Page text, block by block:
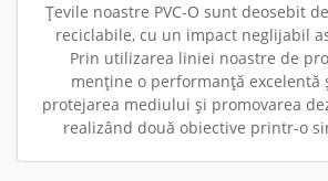
Țevile noastre PVC-O sunt deosebit
reciclabile, cu un impact neglijabil
Prin utilizarea liniei noastre de
menține o performanță excelentă
protejarea mediului și promovarea
realizând două obiective printr-o